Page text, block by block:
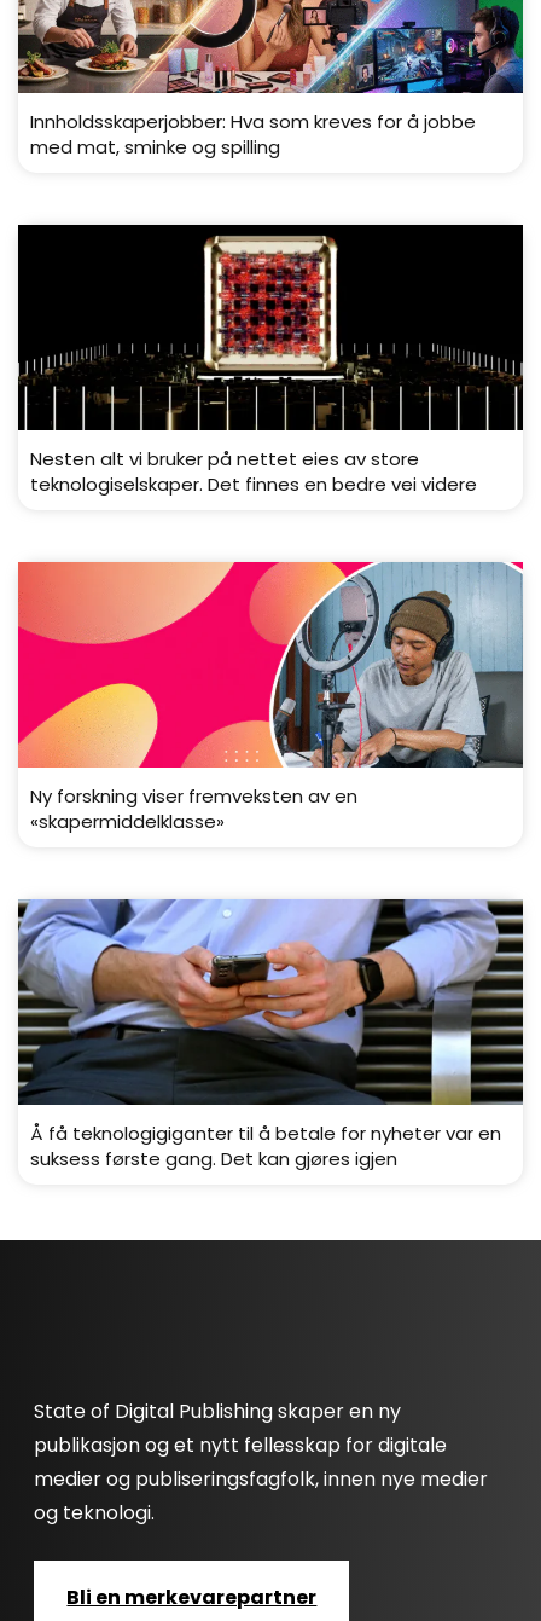
Innholdsskaperjobber: Hva som kreves for å jobbe
med mat, sminke og spilling
Nesten alt vi bruker på nettet eies av store
teknologiselskaper. Det finnes en bedre vei videre
Ny forskning viser fremveksten av en
«skapermiddelklasse»
Å få teknologigiganter til å betale for nyheter var en
suksess første gang. Det kan gjøres igjen
State of Digital Publishing skaper en ny
publikasjon og et nytt fellesskap for digitale
medier og publiseringsfagfolk, innen nye medier
og teknologi.
Bli en merkevarepartner